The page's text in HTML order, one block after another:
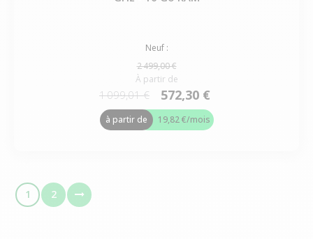
Neuf :
2 499,00 €
À partir de
1 099,01 € 572,30 €
à partir de 19,82 €/mois
1 2